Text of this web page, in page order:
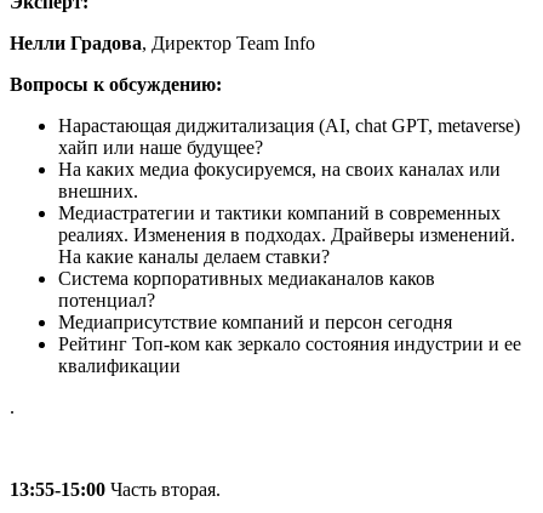
Нелли Градова, Директор Team Info
Вопросы к обсуждению:
Нарастающая диджитализация (AI, chat GPT, metaverse)
хайп или наше будущее?
На каких медиа фокусируемся, на своих каналах или
внешних.
Медиастратегии и тактики компаний в современных
реалиях. Изменения в подходах. Драйверы изменений.
На какие каналы делаем ставки?
Система корпоративных медиаканалов каков
потенциал?
Медиаприсутствие компаний и персон сегодня
Рейтинг Топ-ком как зеркало состояния индустрии и ее
квалификации
.
13:55-15:00 Часть вторая.